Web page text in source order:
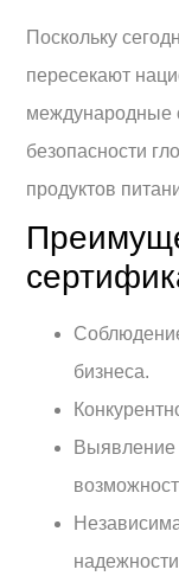
Поскольку
пересекают
международные
безопасности
продуктов
бизнеса.
Выявление